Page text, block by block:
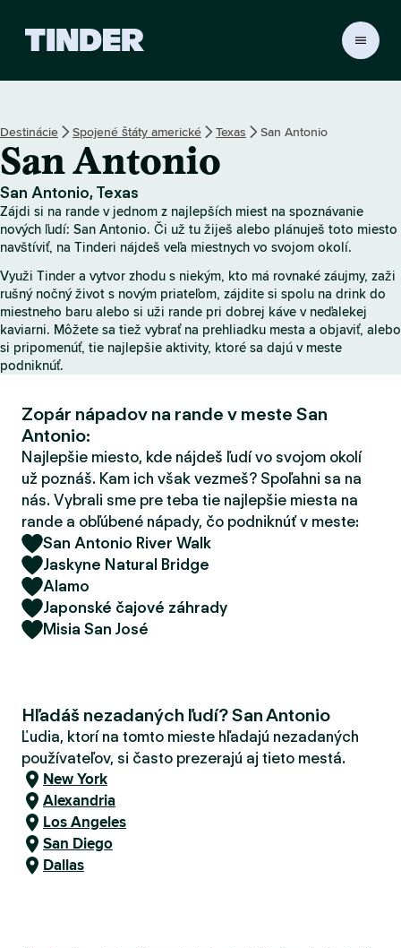
s
k
á
b
a
o
v
k
a
T
d
r
Destinácie Spojené štáty americké Texas San Antonio
San Antonio
San Antonio, Texas
Zájdi si na rande v jednom z najlepších miest na spoznávanie
nových ľudí: San Antonio. Či už tu žiješ alebo plánuješ toto miesto
navštíviť, na Tinderi nájdeš veľa miestnych vo svojom okolí.
Využi Tinder a vytvor zhodu s niekým, kto má rovnaké záujmy, zaži
rušný nočný život s novým priateľom, zájdite si spolu na drink do
miestneho baru alebo si uži rande pri dobrej káve v neďalekej
kaviarni. Môžete sa tiež vybrať na prehliadku mesta a objaviť, alebo
si pripomenúť, tie najlepšie aktivity, ktoré sa dajú v meste
podniknúť.
Zopár nápadov na rande v meste San
Antonio:
Najlepšie miesto, kde nájdeš ľudí vo svojom okolí
už poznáš. Kam ich však vezmeš? Spoľahni sa na
nás. Vybrali sme pre teba tie najlepšie miesta na
rande a obľúbené nápady, čo podniknúť v meste:
San Antonio River Walk
Jaskyne Natural Bridge
Alamo
Japonské čajové záhrady
Misia San José
Hľadáš nezadaných ľudí? San Antonio
Ľudia, ktorí na tomto mieste hľadajú nezadaných
používateľov, si často prezerajú aj tieto mestá.
New York
Alexandria
Los Angeles
San Diego
Dallas